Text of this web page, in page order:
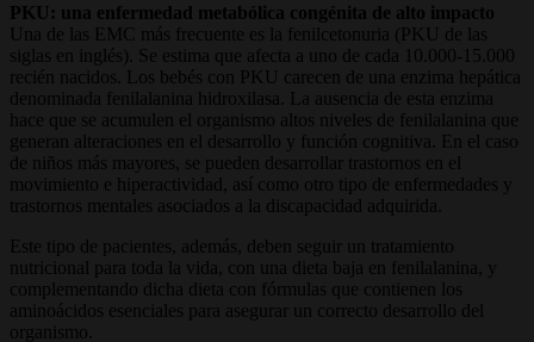
PKU: una enfermedad metabólica congénita de alto impacto
Una de las EMC más frecuente es la fenilcetonuria (PKU de las
siglas en inglés). Se estima que afecta a uno de cada 10.000-15.000
recién nacidos. Los bebés con PKU carecen de una enzima hepática
denominada fenilalanina hidroxilasa. La ausencia de esta enzima
hace que se acumulen el organismo altos niveles de fenilalanina que
generan alteraciones en el desarrollo y función cognitiva. En el caso
de niños más mayores, se pueden desarrollar trastornos en el
movimiento e hiperactividad, así como otro tipo de enfermedades y
trastornos mentales asociados a la discapacidad adquirida.
Este tipo de pacientes, además, deben seguir un tratamiento
nutricional para toda la vida, con una dieta baja en fenilalanina, y
complementando dicha dieta con fórmulas que contienen los
aminoácidos esenciales para asegurar un correcto desarrollo del
organismo.